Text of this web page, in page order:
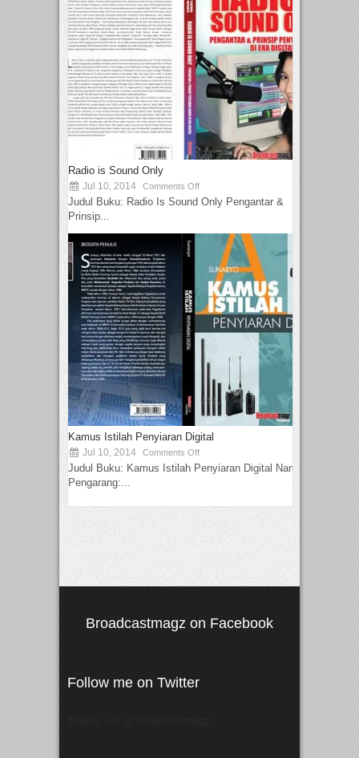
Radio is Sound Only
Jul 10, 2014 Comments Off
Judul Buku: Radio Is Sound Only Pengantar &
Prinsip...
Kamus Istilah Penyiaran Digital
Jul 10, 2014 Comments Off
Judul Buku: Kamus Istilah Penyiaran Digital Nama
Pengarang:...
Broadcastmagz on Facebook
Follow me on Twitter